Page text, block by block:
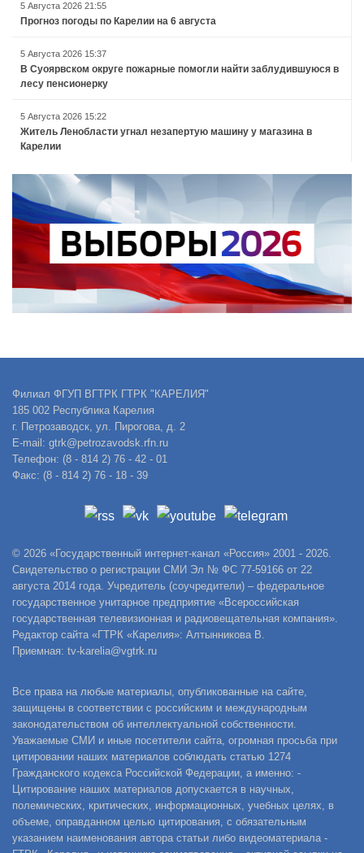
5 Августа 2026 21:55
Прогноз погоды по Карелии на 6 августа
5 Августа 2026 15:37
В Суоярвском округе пожарные помогли найти заблудившуюся в
лесу пенсионерку
5 Августа 2026 15:22
Житель Ленобласти угнал незапертую машину у магазина в
Карелии
Филиал ФГУП ВГТРК ГТРК "КАРЕЛИЯ"
185 002 Республика Карелия
г. Петрозаводск, ул. Пирогова, д. 2
E-mail: gtrk@petrozavodsk.rfn.ru
Телефон: (8 - 814 2) 76 - 42 - 01
Факс: (8 - 814 2) 76 - 18 - 39
© 2026 «Государственный интернет-канал «Россия» 2001 - 2026.
Свидетельство о регистрации СМИ Эл № ФС 77-59166 от 22
августа 2014 года. Учредитель (соучредители) – федеральное
государственное унитарное предприятие «Всероссийская
государственная телевизионная и радиовещательная компания».
Редактор сайта «ГТРК «Карелия»: Алтынникова В.
Приемная: tv-karelia@vgtrk.ru
Все права на любые материалы, опубликованные на сайте,
защищены в соответствии с российским и международным
законодательством об интеллектуальной собственности.
Уважаемые СМИ и иные посетители сайта, огромная просьба при
цитировании наших материалов соблюдать статью 1274
Гражданского кодекса Российской Федерации, а именно: -
Цитирование наших материалов допускается в научных,
полемических, критических, информационных, учебных целях, в
объеме, оправданном целью цитирования, с обязательным
указанием наименования автора статьи либо видеоматериала -